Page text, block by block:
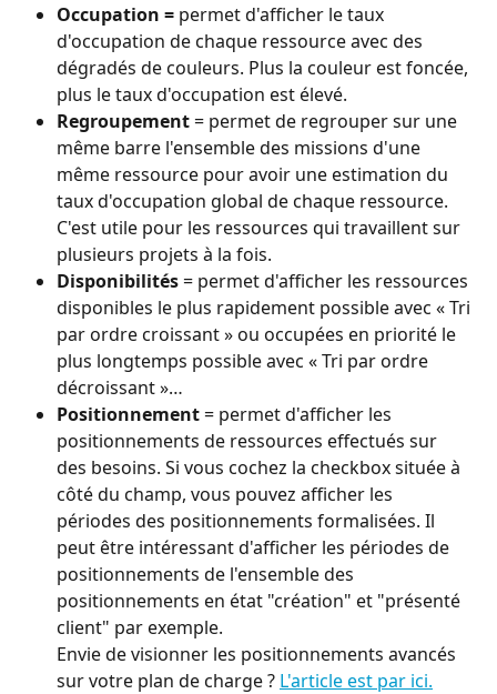
Occupation = permet d'afficher le taux
d'occupation de chaque ressource avec des
dégradés de couleurs. Plus la couleur est foncée,
plus le taux d'occupation est élevé.
Regroupement = permet de regrouper sur une
même barre l'ensemble des missions d'une
même ressource pour avoir une estimation du
taux d'occupation global de chaque ressource.
C'est utile pour les ressources qui travaillent sur
plusieurs projets à la fois.
Disponibilités = permet d'afficher les ressources
disponibles le plus rapidement possible avec « Tri
par ordre croissant » ou occupées en priorité le
plus longtemps possible avec « Tri par ordre
décroissant »…
Positionnement = permet d'afficher les
positionnements de ressources effectués sur
des besoins. Si vous cochez la checkbox située à
côté du champ, vous pouvez afficher les
périodes des positionnements formalisées. Il
peut être intéressant d'afficher les périodes de
positionnements de l'ensemble des
positionnements en état "création" et "présenté
client" par exemple.
Envie de visionner les positionnements avancés
sur votre plan de charge ? L'article est par ici.